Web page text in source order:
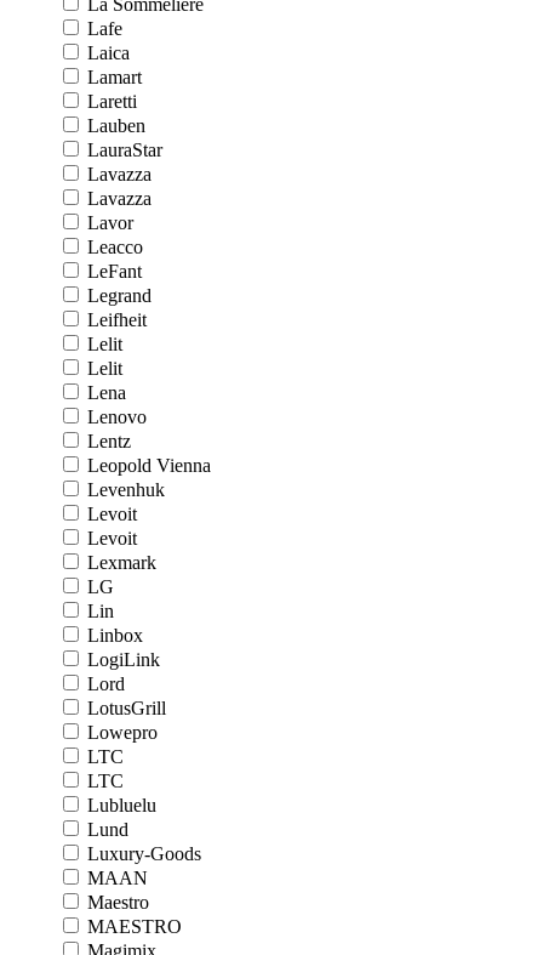
La Sommeliere
Lafe
Laica
Lamart
Laretti
Lauben
LauraStar
Lavazza
Lavazza
Lavor
Leacco
LeFant
Legrand
Leifheit
Lelit
Lelit
Lena
Lenovo
Lentz
Leopold Vienna
Levenhuk
Levoit
Levoit
Lexmark
LG
Lin
Linbox
LogiLink
Lord
LotusGrill
Lowepro
LTC
LTC
Lubluelu
Lund
Luxury-Goods
MAAN
Maestro
MAESTRO
Magimix